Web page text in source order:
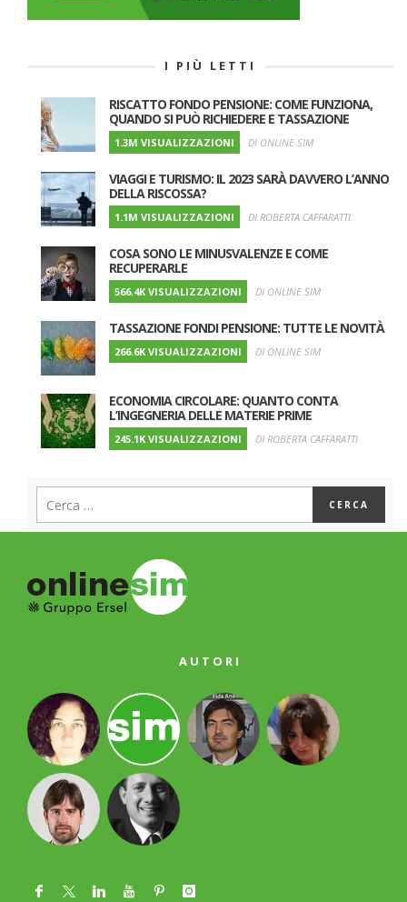
I PIÙ LETTI
RISCATTO FONDO PENSIONE: COME FUNZIONA,
QUANDO SI PUÒ RICHIEDERE E TASSAZIONE
1.3M VISUALIZZAZIONI DI ONLINE SIM
VIAGGI E TURISMO: IL 2023 SARÀ DAVVERO L’ANNO
DELLA RISCOSSA?
1.1M VISUALIZZAZIONI DI ROBERTA CAFFARATTI
COSA SONO LE MINUSVALENZE E COME
RECUPERARLE
566.4K VISUALIZZAZIONI DI ONLINE SIM
TASSAZIONE FONDI PENSIONE: TUTTE LE NOVITÀ
266.6K VISUALIZZAZIONI DI ONLINE SIM
ECONOMIA CIRCOLARE: QUANTO CONTA
L’INGEGNERIA DELLE MATERIE PRIME
245.1K VISUALIZZAZIONI DI ROBERTA CAFFARATTI
AUTORI